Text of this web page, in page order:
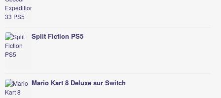
Split Fiction PS5
Mario Kart 8 Deluxe sur Switch